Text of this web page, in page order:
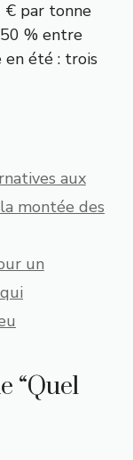
€ par tonne
% entre
été : trois
aux
montée des
un
“Quel